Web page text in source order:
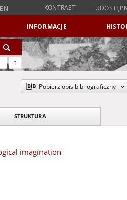
EN KONTRAST
INFORMACJE
?
Pobierz opis bibliograficzny
STRUKTURA
imagination